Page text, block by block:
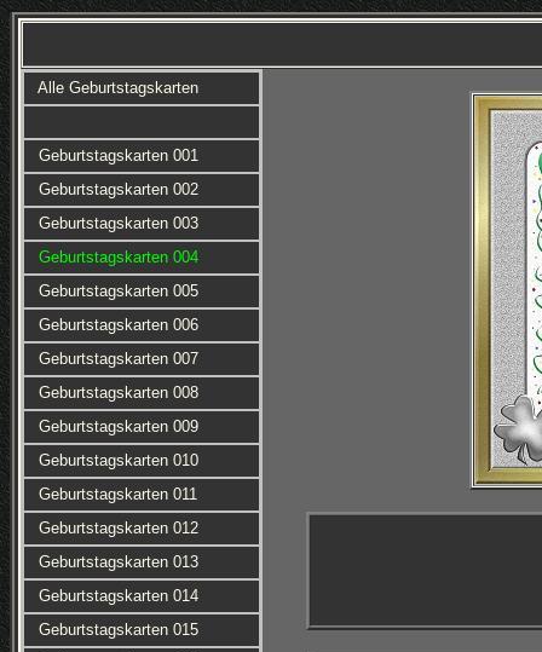
Alle Geburtstagskarten
Geburtstagskarten 001
Geburtstagskarten 002
Geburtstagskarten 003
Geburtstagskarten 004
Geburtstagskarten 005
Geburtstagskarten 006
Geburtstagskarten 007
Geburtstagskarten 008
Geburtstagskarten 009
Geburtstagskarten 010
Geburtstagskarten 011
Geburtstagskarten 012
Geburtstagskarten 013
Geburtstagskarten 014
Geburtstagskarten 015